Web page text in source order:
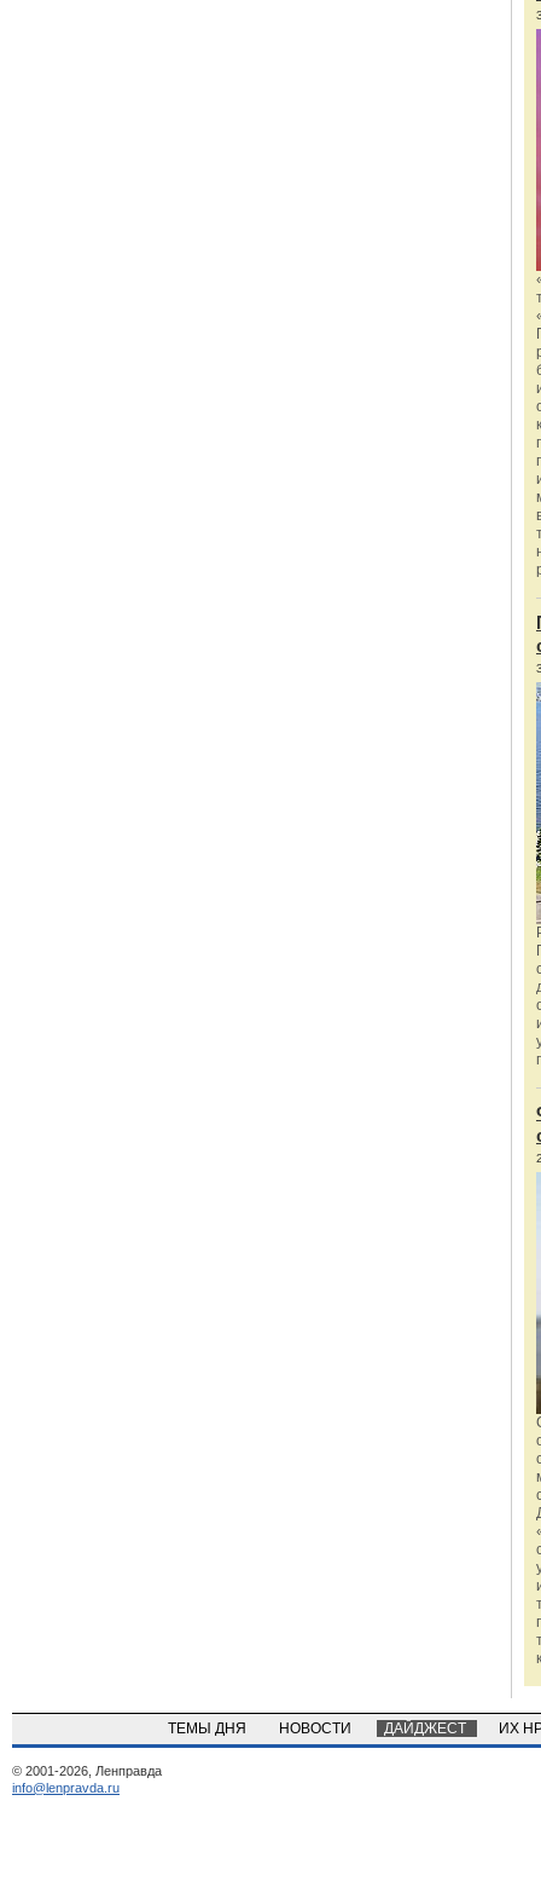
ТЕМЫ ДНЯ НОВОСТИ ДАЙДЖЕСТ ИХ
© 2001-2026, Ленправда
info@lenpravda.ru